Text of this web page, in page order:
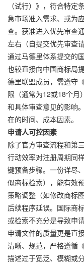
（试行）》，符合特定
急市场准入需求、或为
查。获准进入优先审查
左右（自提交优先审查
通过马德里体系提交的
也较直接向中国商标局
德里联盟成员，需遵守
限（通常为12或18个月
和具体审查意见的影响
在的时间、成本因素。
申请人可控因素
除了官方审查流程和第
行动效率对注册周期同
键预备步骤。一份详尽
似商标检索），能有效
策略调整（如修改商标
后续程序延误。国际商
或检索不充分是导致申
申请文件的质量更是直
清晰、规范，严格遵循
描述过于宽泛、模糊或